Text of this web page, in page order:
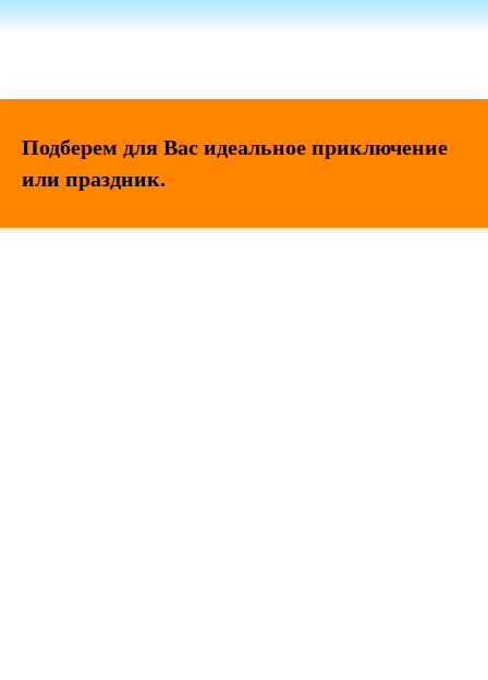
Подберем для Вас идеальное приключение
или праздник.